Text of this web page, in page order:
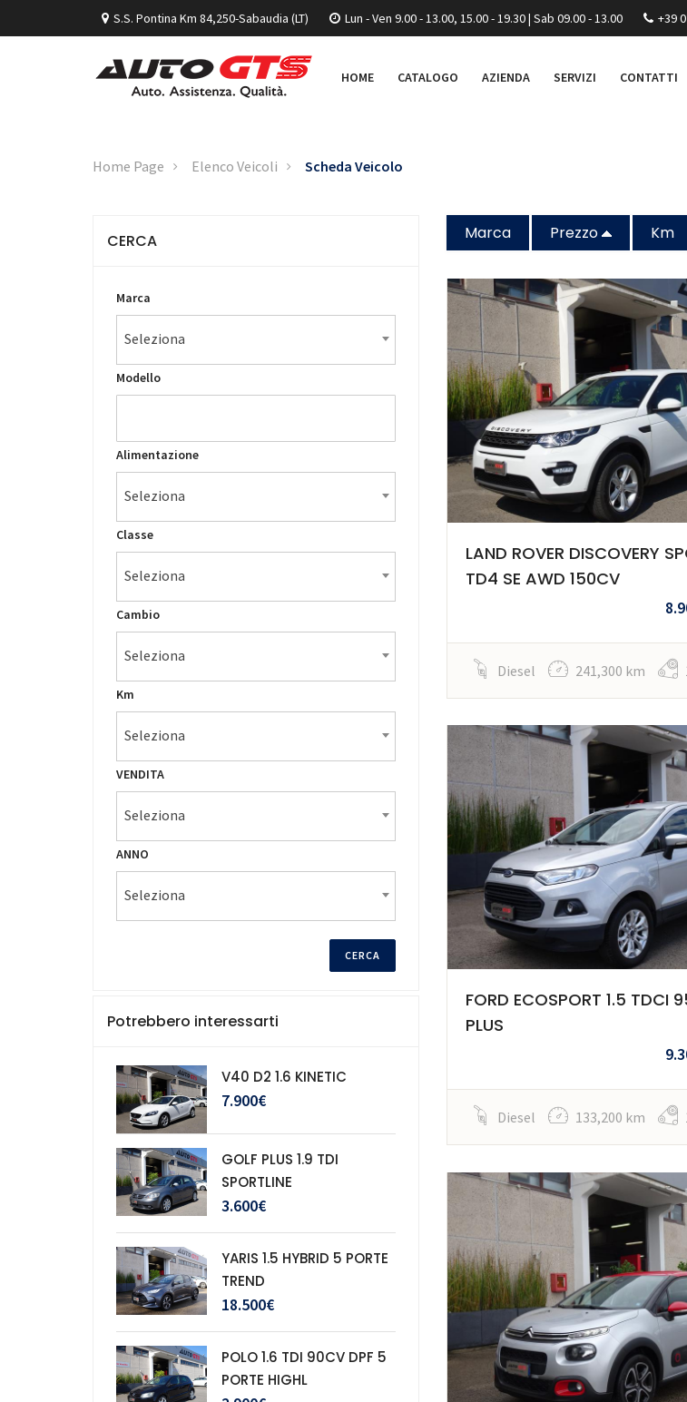
S.S. Pontina Km 84,250-Sabaudia (LT) Lun - Ven 9.00 - 13.00, 15.00 - 19.30 | Sab 09.00 - 13.00 +39
HOME CATALOGO AZIENDA SERVIZI CONTATTI
Home Page Elenco Veicoli Scheda Veicolo
Marca Prezzo Km
LAND ROVER DISCOVERY
TD4 SE AWD 150CV
Diesel 241,300 km
FORD ECOSPORT 1.5 TDCI
PLUS
Diesel 133,200 km
CERCA
Marca
Seleziona
Modello
Alimentazione
Seleziona
Classe
Seleziona
Cambio
Seleziona
Km
Seleziona
VENDITA
Seleziona
ANNO
Seleziona
Potrebbero interessarti
V40 D2 1.6 KINETIC
7.900€
GOLF PLUS 1.9 TDI
SPORTLINE
3.600€
YARIS 1.5 HYBRID 5 PORTE
TREND
18.500€
POLO 1.6 TDI 90CV DPF 5
PORTE HIGHL